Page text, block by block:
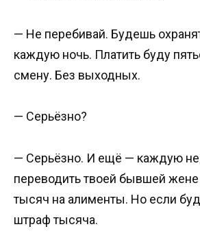
— Не перебивай. Будешь
каждую ночь. Платить буду
смену. Без выходных.
— Серьёзно?
— Серьёзно. И ещё — каждую
переводить твоей бывшей жене
тысяч на алименты. Но если
штраф тысяча.